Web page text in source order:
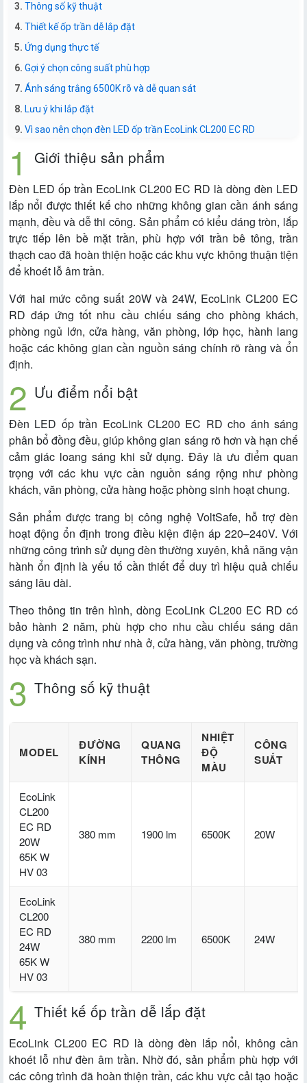
Thông số kỹ thuật
Thiết kế ốp trần dễ lắp đặt
Ứng dụng thực tế
Gợi ý chọn công suất phù hợp
Ánh sáng trắng 6500K rõ và dễ quan sát
Lưu ý khi lắp đặt
Vì sao nên chọn đèn LED ốp trần EcoLink CL200 EC RD
Giới thiệu sản phẩm
Đèn LED ốp trần EcoLink CL200 EC RD là dòng đèn LED
lắp nổi được thiết kế cho những không gian cần ánh sáng
mạnh, đều và dễ thi công. Sản phẩm có kiểu dáng tròn, lắp
trực tiếp lên bề mặt trần, phù hợp với trần bê tông, trần
thạch cao đã hoàn thiện hoặc các khu vực không thuận tiện
để khoét lỗ âm trần.
Với hai mức công suất 20W và 24W, EcoLink CL200 EC
RD đáp ứng tốt nhu cầu chiếu sáng cho phòng khách,
phòng ngủ lớn, cửa hàng, văn phòng, lớp học, hành lang
hoặc các không gian cần nguồn sáng chính rõ ràng và ổn
định.
Ưu điểm nổi bật
Đèn LED ốp trần EcoLink CL200 EC RD cho ánh sáng
phân bổ đồng đều, giúp không gian sáng rõ hơn và hạn chế
cảm giác loang sáng khi sử dụng. Đây là ưu điểm quan
trọng với các khu vực cần nguồn sáng rộng như phòng
khách, văn phòng, cửa hàng hoặc phòng sinh hoạt chung.
Sản phẩm được trang bị công nghệ VoltSafe, hỗ trợ đèn
hoạt động ổn định trong điều kiện điện áp 220–240V. Với
những công trình sử dụng đèn thường xuyên, khả năng vận
hành ổn định là yếu tố cần thiết để duy trì hiệu quả chiếu
sáng lâu dài.
Theo thông tin trên hình, dòng EcoLink CL200 EC RD có
bảo hành 2 năm, phù hợp cho nhu cầu chiếu sáng dân
dụng và công trình như nhà ở, cửa hàng, văn phòng, trường
học và khách sạn.
Thông số kỹ thuật
MODEL
ĐƯỜNG
KÍNH
QUANG
THÔNG
NHIỆT
ĐỘ
MÀU
CÔNG
SUẤT
EcoLink
CL200
EC RD
20W
65K W
HV 03
380 mm 1900 lm 6500K 20W
EcoLink
CL200
EC RD
24W
65K W
HV 03
380 mm 2200 lm 6500K 24W
Thiết kế ốp trần dễ lắp đặt
EcoLink CL200 EC RD là dòng đèn lắp nổi, không cần
khoét lỗ như đèn âm trần. Nhờ đó, sản phẩm phù hợp với
các công trình đã hoàn thiện trần, các khu vực cải tạo hoặc